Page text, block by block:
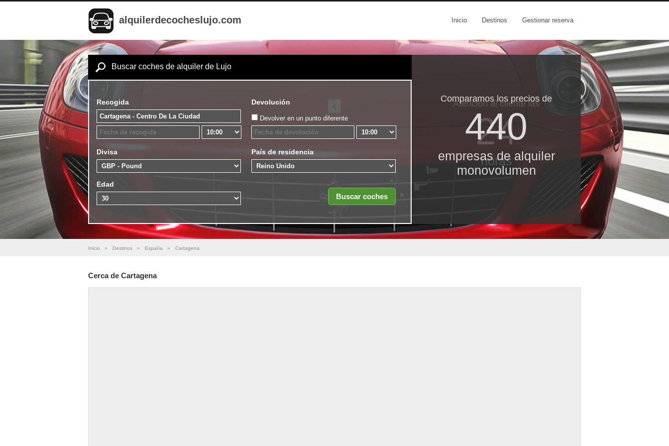
alquilerdecocheslujo.com Inicio Destinos Gestionar reserva
Buscar coches de alquiler de Lujo
Recogida Devolución
Devolver en un punto diferente
Divisa País de residencia
Edad
Comparamos los precios de
440
empresas de alquiler
monovolumen
Atención al cliente las
24
horas
Inicio » Destinos » España » Cartagena
Cerca de Cartagena